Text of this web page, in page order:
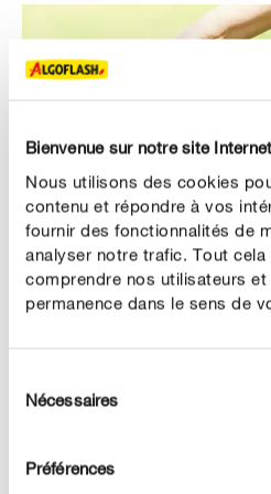
Bienvenue sur notre site
Nous utilisons des cookies
contenu et répondre à vos
fournir des fonctionnalités de
analyser notre trafic. Tout cela
comprendre nos utilisateurs et
permanence dans le sens de
duNécessaires
Préférences
Un bon apport de nutriments
sécheresse et requièrent moins